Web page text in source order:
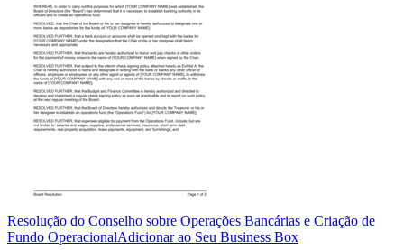
Resolução do Conselho sobre Operações Bancárias e Criação de
Fundo OperacionalAdicionar ao Seu Business Box